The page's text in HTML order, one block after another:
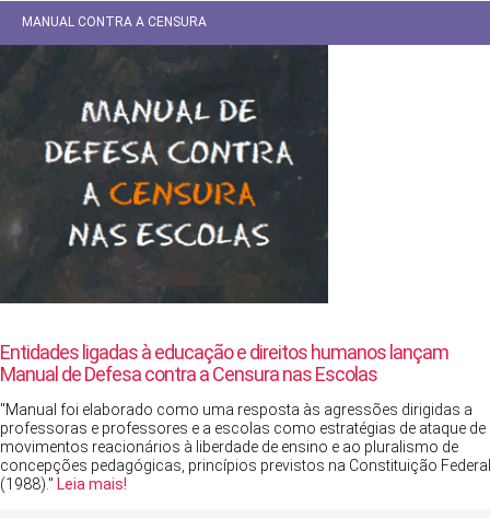
MANUAL CONTRA A CENSURA
Entidades ligadas à educação e direitos humanos lançam
Manual de Defesa contra a Censura nas Escolas
"Manual foi elaborado como uma resposta às agressões dirigidas a
professoras e professores e a escolas como estratégias de ataque de
movimentos reacionários à liberdade de ensino e ao pluralismo de
concepções pedagógicas, princípios previstos na Constituição Federal
(1988)." Leia mais!